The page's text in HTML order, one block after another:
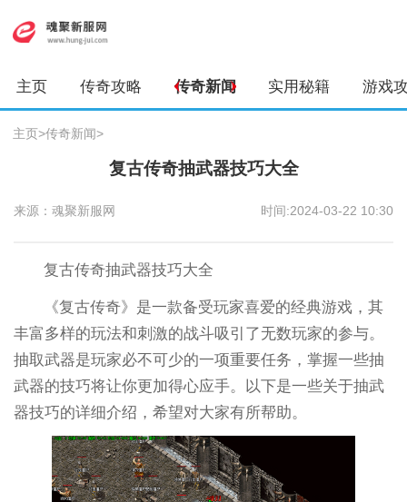
主页 传奇攻略 传奇新闻 实用秘籍 游戏
主页>传奇新闻>
复古传奇抽武器技巧大全
来源：魂聚新服网 时间:2024-03-22 10:30
复古传奇抽武器技巧大全
《复古传奇》是一款备受玩家喜爱的经典游戏，其
丰富多样的玩法和刺激的战斗吸引了无数玩家的参与。
抽取武器是玩家必不可少的一项重要任务，掌握一些抽
武器的技巧将让你更加得心应手。以下是一些关于抽武
器技巧的详细介绍，希望对大家有所帮助。